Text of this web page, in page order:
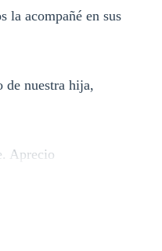
la acompañé en sus
nuestra hija,
Aprecio